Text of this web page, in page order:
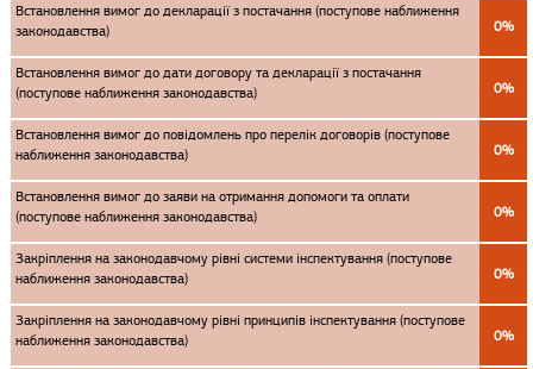
Встановлення вимог до декларації з постачання (поступове наближення
законодавства)
0%
Встановлення вимог до дати договору та декларації з постачання
(поступове наближення законодавства)
0%
Встановлення вимог до повідомлень про перелік договорів (поступове
наближення законодавства)
0%
Встановлення вимог до заяви на отримання допомоги та оплати
(поступове наближення законодавства)
0%
Закріплення на законодавчому рівні системи інспектування (поступове
наближення законодавства)
0%
Закріплення на законодавчому рівні принципів інспектування (поступове
наближення законодавства)
0%